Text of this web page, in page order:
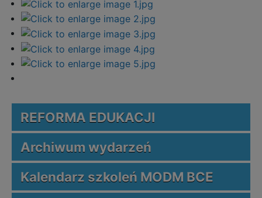
REFORMA EDUKACJI
Archiwum wydarzeń
Kalendarz szkoleń MODM BCE